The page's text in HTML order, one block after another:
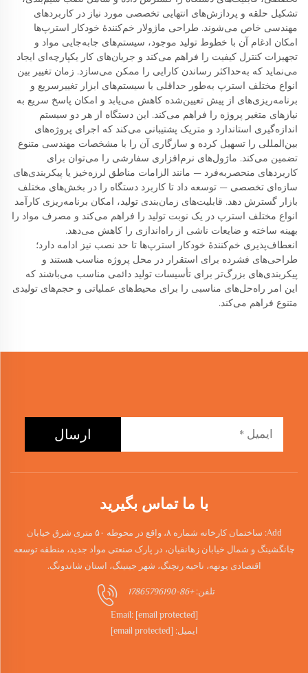
تشکیل حلقه و پردازش‌های انتهایی تخصصی مورد نیاز در کاربردهای
مهندسی خاص می‌شوند. طراحی ماژولار خم‌کنندهٔ خودکار استرپ‌ها
امکان ادغام آن با خطوط تولید موجود، سیستم‌های جابه‌جایی مواد و
تجهیزات کنترل کیفیت را فراهم می‌کند و جریان‌های کار یکپارچه‌ای ایجاد
می‌نماید که به‌حداکثر رساندن کارایی را ممکن می‌سازد. زمان تغییر بین
انواع مختلف استرپ به‌طور حداقلی با سیستم‌های ابزار تغییرسریع و
برنامه‌ریزی‌های از پیش تعیین‌شده کاهش می‌یابد و امکان پاسخ سریع به
نیازهای متغیر پروژه را فراهم می‌کند. این دستگاه از هر دو سیستم
اندازه‌گیری استاندارد و متریک پشتیبانی می‌کند که اجرای پروژه‌های
بین‌المللی را تسهیل کرده و سازگاری آن را با مشخصات مهندسی متنوع
تضمین می‌کند. ماژول‌های نرم‌افزاری سفارشی را می‌توان برای
کاربردهای منحصربه‌فرد — مانند الزامات مناطق لرزه‌خیز یا پیکربندی‌های
سازه‌ای تخصصی — توسعه داد تا کاربرد دستگاه را در بخش‌های مختلف
بازار گسترش دهد. قابلیت‌های زمان‌بندی تولید، امکان برنامه‌ریزی کارآمد
انواع مختلف استرپ در یک نوبت تولید را فراهم می‌کند و مصرف مواد را
بهینه ساخته و ضایعات ناشی از راه‌اندازی را کاهش می‌دهد.
انعطاف‌پذیری خم‌کنندهٔ خودکار استرپ‌ها تا حد نصب نیز ادامه دارد؛
طراحی‌های فشرده برای استقرار در محل پروژه مناسب هستند و
پیکربندی‌های بزرگ‌تر برای تأسیسات تولید دائمی مناسب می‌باشند که
این امر راه‌حل‌های مناسبی را برای محیط‌های عملیاتی و حجم‌های تولیدی
متنوع فراهم می‌کند.
ارسال
با ما تماس بگیرید
Add: ساختمان کارخانه شماره ۸، واقع در محوطه ۵۰ متری شرق خیابان
چانگشینگ و شمال خیابان زهانقیان، در پارک صنعتی مواد جدید، منطقه توسعه
اقتصادی یونهه، ناحیه رنچنگ، شهر جینینگ، استان شاندونگ.
تلفن: +86-17865796190
Email: [email protected]
ایمیل: [email protected]